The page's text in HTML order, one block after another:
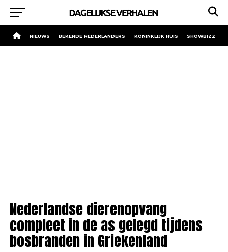
NIEUWS BEKENDE NEDERLANDERS KONINKLIJK HUIS SHOWBIZZ
Nederlandse dierenopvang
compleet in de as gelegd tijdens
bosbranden in Griekenland